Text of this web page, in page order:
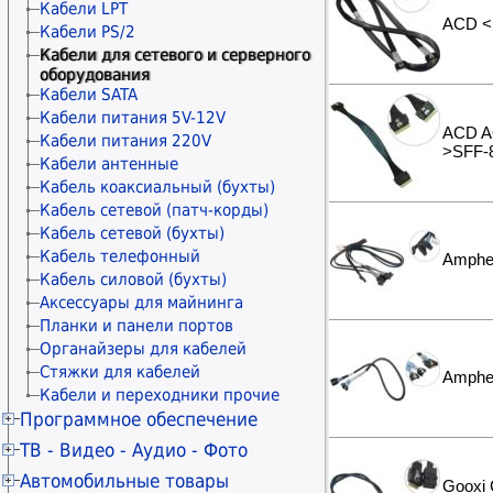
Коннекторы и колпачки
Модули и адаптеры
Keystone/Mosaic/Mini-Com
Патч-панели
Розетки сетевые внешние
Розетки сетевые
Рамки и монтажные элементы
Крепления для сетевого
оборудования
Кабельные каналы
Гофры и металлорукава
Органайзеры для кабелей
Стяжки для кабелей
Маркеры сетевые
Расходные материалы прочие
Материалы для обслуживания
принтеров
Чистящие средства
Кабели LPT
Кабели PS/2
Кабели для сетевого и серверного
оборудования
Кабели SATA
Кабели питания 5V-12V
Кабели питания 220V
Кабели антенные
Кабель коаксиальный (бухты)
Кабель сетевой (патч-корды)
Кабель сетевой (бухты)
Кабель телефонный
Кабель силовой (бухты)
Аксессуары для майнинга
Планки и панели портов
Органайзеры для кабелей
Стяжки для кабелей
Кабели и переходники прочие
Программное обеспечение
Антивирусы KASPERSKY
Антивирусы ESET NOD32
Антивирусы Dr.WEB
ТВ - Видео - Аудио - Фото
Телевизоры 20" - 29"
Автомобильные товары
ACD
ACD
>SFF-
Gooxi